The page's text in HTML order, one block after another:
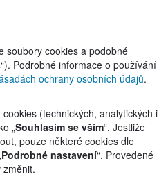
soubory cookies a podobné
Podrobné informace o používání
ochrany osobních údajů.
(technických, analytických i
„Souhlasím se vším“. Jestliže
pouze některé cookies dle
Podrobné nastavení“. Provedené
změnit.